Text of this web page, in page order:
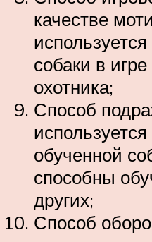
качестве
собаки в
охотника;
Способ
обученной
способны
других;
Способ